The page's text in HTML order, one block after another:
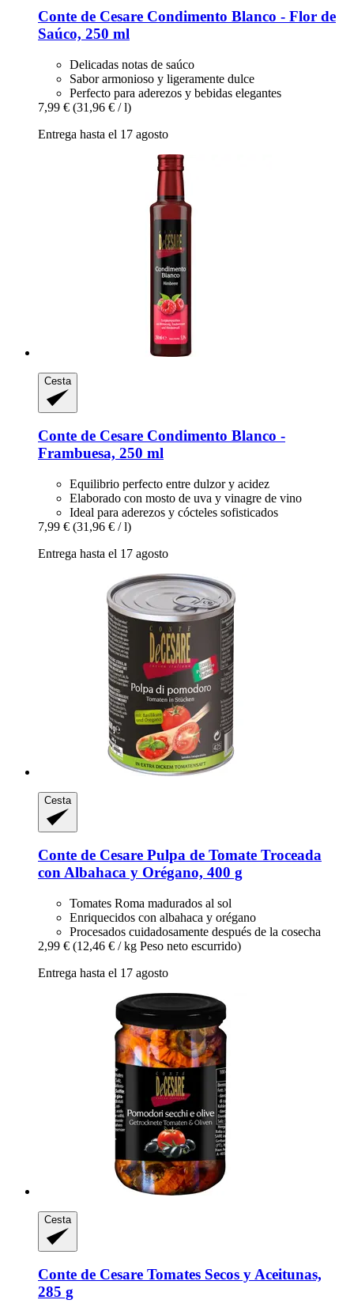
Conte de Cesare Condimento Blanco -​ Flor de
Saúco, 250 ml
Delicadas notas de saúco
Sabor armonioso y ligeramente dulce
Perfecto para aderezos y bebidas elegantes
7,99 € (31,96 € / l)
Entrega hasta el 17 agosto
Cesta
Conte de Cesare Condimento Blanco -​
Frambuesa, 250 ml
Equilibrio perfecto entre dulzor y acidez
Elaborado con mosto de uva y vinagre de vino
Ideal para aderezos y cócteles sofisticados
7,99 € (31,96 € / l)
Entrega hasta el 17 agosto
Cesta
Conte de Cesare Pulpa de Tomate Troceada
con Albahaca y Orégano, 400 g
Tomates Roma madurados al sol
Enriquecidos con albahaca y orégano
Procesados cuidadosamente después de la cosecha
2,99 € (12,46 € / kg Peso neto escurrido)
Entrega hasta el 17 agosto
Cesta
Conte de Cesare Tomates Secos y Aceitunas,
285 g